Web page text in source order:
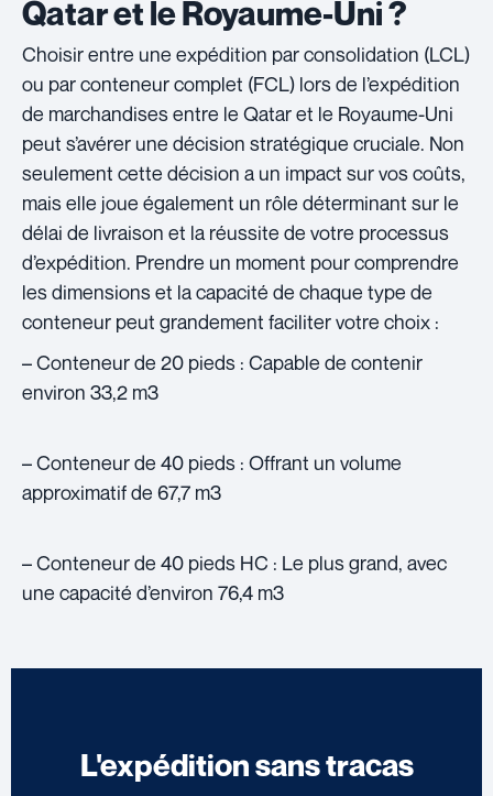
Qatar et le Royaume-Uni ?
Choisir entre une expédition par consolidation (LCL)
ou par conteneur complet (FCL) lors de l’expédition
de marchandises entre le Qatar et le Royaume-Uni
peut s’avérer une décision stratégique cruciale. Non
seulement cette décision a un impact sur vos coûts,
mais elle joue également un rôle déterminant sur le
délai de livraison et la réussite de votre processus
d’expédition. Prendre un moment pour comprendre
les dimensions et la capacité de chaque type de
conteneur peut grandement faciliter votre choix :
– Conteneur de 20 pieds : Capable de contenir
environ 33,2 m3
– Conteneur de 40 pieds : Offrant un volume
approximatif de 67,7 m3
– Conteneur de 40 pieds HC : Le plus grand, avec
une capacité d’environ 76,4 m3
L'expédition sans tracas